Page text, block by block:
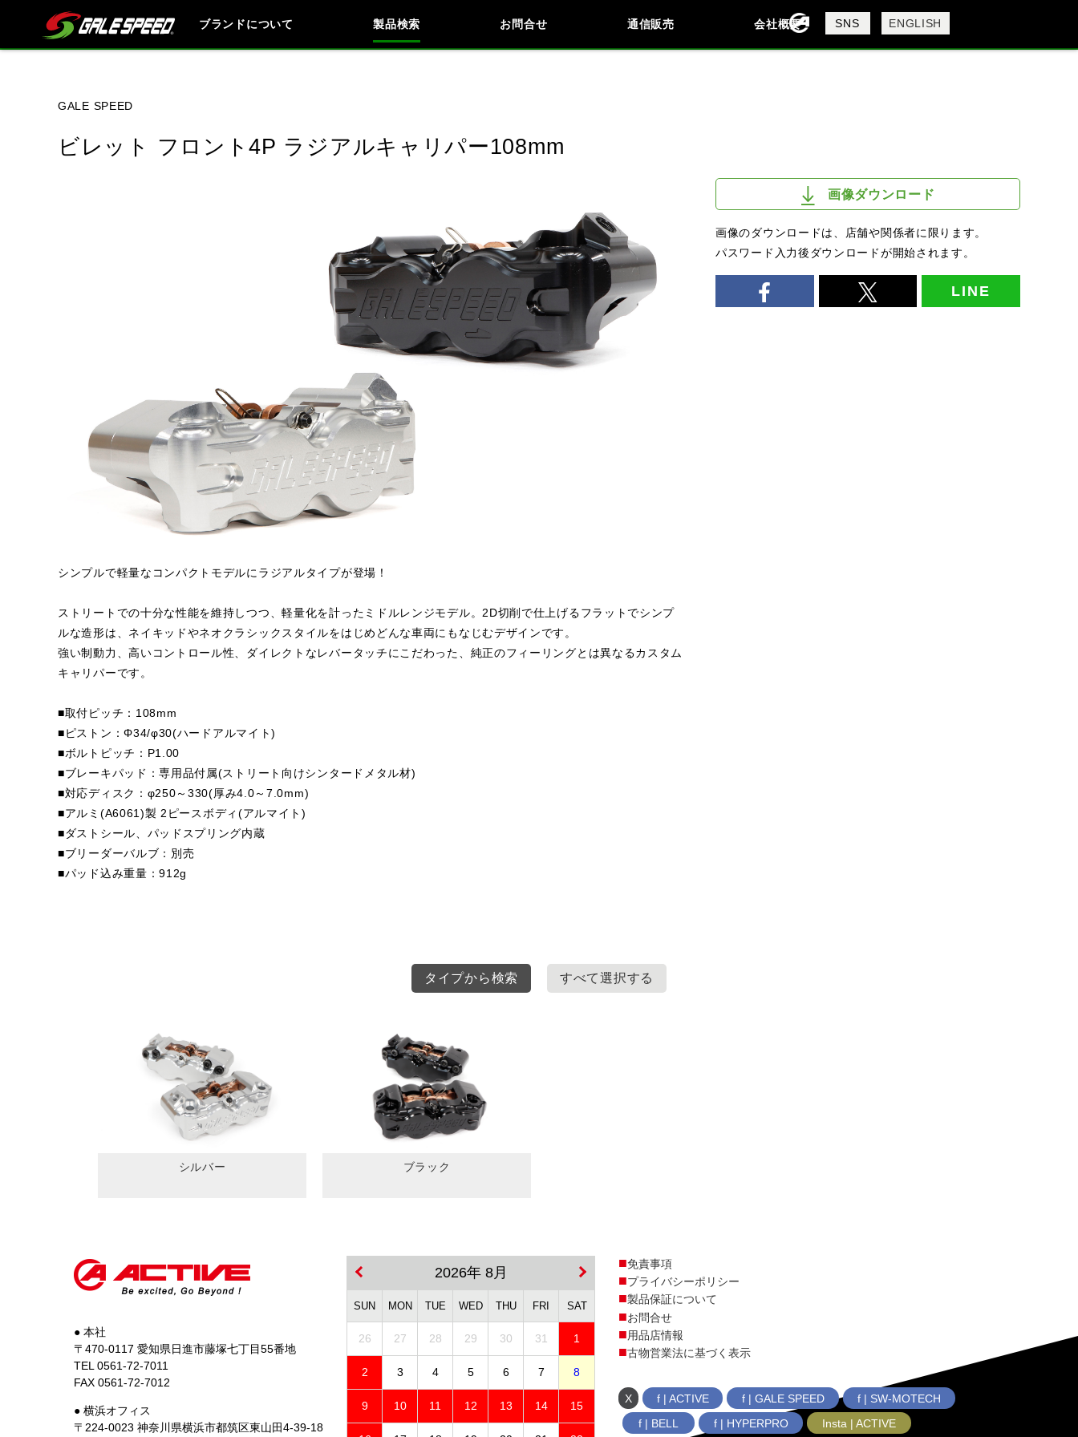
ブランドについて 製品検索 お問合せ 通信販売 会社概要
会社概要
採用情報
SNS ENGLISH
閉じる
GALE SPEED
ビレット フロント4P ラジアルキャリパー108mm
シンプルで軽量なコンパクトモデルにラジアルタイプが登場！
ストリートでの十分な性能を維持しつつ、軽量化を計ったミドルレンジモデル。2D切削で仕上げるフラットでシンプ
ルな造形は、ネイキッドやネオクラシックスタイルをはじめどんな車両にもなじむデザインです。
強い制動力、高いコントロール性、ダイレクトなレバータッチにこだわった、純正のフィーリングとは異なるカスタム
キャリパーです。
■取付ピッチ：108mm
■ピストン：Φ34/φ30(ハードアルマイト)
■ボルトピッチ：P1.00
■ブレーキパッド：専用品付属(ストリート向けシンタードメタル材)
■対応ディスク：φ250～330(厚み4.0～7.0mm)
■アルミ(A6061)製 2ピースボディ(アルマイト)
■ダストシール、パッドスプリング内蔵
■ブリーダーバルブ：別売
■パッド込み重量：912g
画像ダウンロード
画像のダウンロードは、店舗や関係者に限ります。
パスワード入力後ダウンロードが開始されます。
LINE
タイプから検索 すべて選択する
シルバー ブラック
● 本社
〒470-0117 愛知県日進市藤塚七丁目55番地
TEL 0561-72-7011
FAX 0561-72-7012
● 横浜オフィス
〒224-0023 神奈川県横浜市都筑区東山田4-39-18
2026年 8月
SUN MON TUE WED THU FRI SAT
26 27 28 29 30 31 1
2 3 4 5 6 7 8
9 10 11 12 13 14 15
免責事項
プライバシーポリシー
製品保証について
お問合せ
用品店情報
古物営業法に基づく表示
X f | ACTIVE f | GALE SPEED
f | SW-MOTECH
f | BELL
f | HYPERPRO Insta | ACTIVE